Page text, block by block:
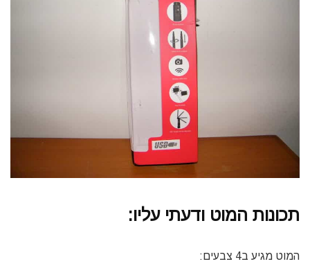
תכונות המוט ודעתי עליו:
המוט מגיע ב4 צבעים: